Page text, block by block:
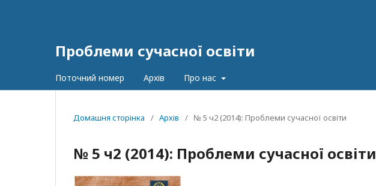
Проблеми сучасної освіти
Поточний номер Архів Про нас
Домашня сторінка / Архів / № 5 ч2 (2014): Проблеми сучасної освіти
№ 5 ч2 (2014): Проблеми сучасної освіти